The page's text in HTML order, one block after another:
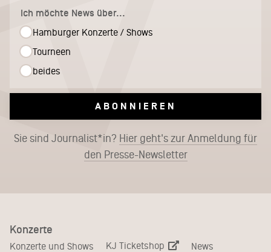
Ich möchte News über...
Hamburger Konzerte / Shows
Tourneen
beides
ABONNIEREN
Sie sind Journalist*in? Hier geht's zur Anmeldung für
den Presse-Newsletter
Konzerte
Konzerte und Shows KJ Ticketshop
News